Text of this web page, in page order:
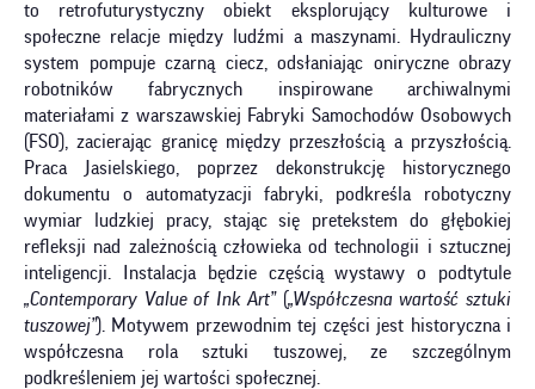
to retrofuturystyczny obiekt eksplorujący kulturowe i
społeczne relacje między ludźmi a maszynami. Hydrauliczny
system pompuje czarną ciecz, odsłaniając oniryczne obrazy
robotników fabrycznych inspirowane archiwalnymi
materiałami z warszawskiej Fabryki Samochodów Osobowych
(FSO), zacierając granicę między przeszłością a przyszłością.
Praca Jasielskiego, poprzez dekonstrukcję historycznego
dokumentu o automatyzacji fabryki, podkreśla robotyczny
wymiar ludzkiej pracy, stając się pretekstem do głębokiej
refleksji nad zależnością człowieka od technologii i sztucznej
inteligencji. Instalacja będzie częścią wystawy o podtytule
„Contemporary Value of Ink Art” („Współczesna wartość sztuki
tuszowej”). Motywem przewodnim tej części jest historyczna i
współczesna rola sztuki tuszowej, ze szczególnym
podkreśleniem jej wartości społecznej.